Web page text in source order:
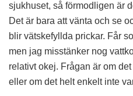
sjukhuset, så förmodligen är
Det är bara att vänta och se
blir vätskefyllda prickar. Får
men jag misstänker nog
relativt okej. Frågan är om
eller om det helt enkelt inte